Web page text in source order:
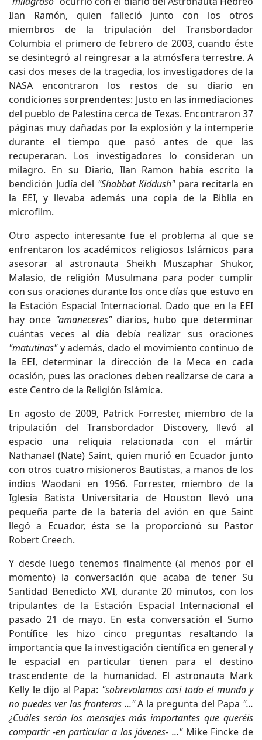
Ilan Ramón, quien falleció junto con los otros
miembros de la tripulación del Transbordador
Columbia el primero de febrero de 2003, cuando éste
se desintegró al reingresar a la atmósfera terrestre. A
casi dos meses de la tragedia, los investigadores de la
NASA encontraron los restos de su diario en
condiciones sorprendentes: Justo en las inmediaciones
del pueblo de Palestina cerca de Texas. Encontraron 37
páginas muy dañadas por la explosión y la intemperie
durante el tiempo que pasó antes de que las
recuperaran. Los investigadores lo consideran un
milagro. En su Diario, Ilan Ramon había escrito la
bendición Judía del "Shabbat Kiddush"para recitarla en
la EEI, y llevaba además una copia de la Biblia en
microfilm.
Otro aspecto interesante fue el problema al que se
enfrentaron los académicos religiosos Islámicos para
asesorar al astronauta Sheikh Muszaphar Shukor,
Malasio, de religión Musulmana para poder cumplir
con sus oraciones durante los once días que estuvo en
la Estación Espacial Internacional. Dado que en la EEI
hay once "amaneceres"diarios, hubo que determinar
cuántas veces al día debía realizar sus oraciones
"matutinas"y además, dado el movimiento continuo de
la EEI, determinar la dirección de la Meca en cada
ocasión, pues las oraciones deben realizarse de cara a
este Centro de la Religión Islámica.
En agosto de 2009, Patrick Forrester, miembro de la
tripulación del Transbordador Discovery, llevó al
espacio una reliquia relacionada con el mártir
Nathanael (Nate) Saint, quien murió en Ecuador junto
con otros cuatro misioneros Bautistas, a manos de los
indios Waodani en 1956. Forrester, miembro de la
Iglesia Batista Universitaria de Houston llevó una
pequeña parte de la batería del avión en que Saint
llegó a Ecuador, ésta se la proporcionó su Pastor
Robert Creech.
Y desde luego tenemos finalmente (al menos por el
momento) la conversación que acaba de tener Su
Santidad Benedicto XVI, durante 20 minutos, con los
tripulantes de la Estación Espacial Internacional el
pasado 21 de mayo. En esta conversación el Sumo
Pontífice les hizo cinco preguntas resaltando la
importancia que la investigación científica en general y
le espacial en particular tienen para el destino
trascendente de la humanidad. El astronauta Mark
Kelly le dijo al Papa: "sobrevolamos casi todo el mundo y
no puedes ver las fronteras ..."A la pregunta del Papa "...
¿Cuáles serán los mensajes más importantes que queréis
compartir -en particular a los jóvenes- ..."Mike Fincke de